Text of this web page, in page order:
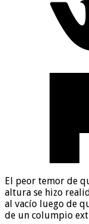
El peor temor de
altura se hizo
al vacío luego de
de un columpio